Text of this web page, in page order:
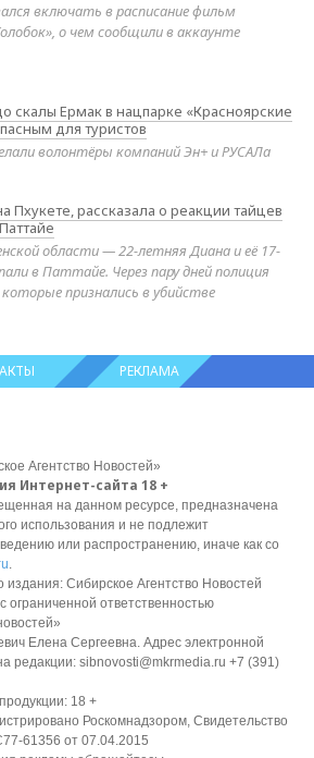
включать в расписание фильм
о чем сообщили в аккаунте
скалы Ермак в нацпарке «Красноярские
для туристов
волонтёры компаний Эн+ и РУСАЛа
Пхукете, рассказала о реакции тайцев
области — 22-летняя Диана и её 17-
в Паттайе. Через пару дней полиция
признались в убийстве
РЕКЛАМА
Агентство Новостей»
Интернет-сайта 18 +
на данном ресурсе, предназначена
использования и не подлежит
или распространению, иначе как со
.
издания: Сибирское Агентство Новостей
ограниченной ответственностью
Елена Сергеевна. Адрес электронной
редакции: sibnovosti@mkrmedia.ru +7 (391)
18 +
Роскомнадзором, Свидетельство
61356 от 07.04.2015